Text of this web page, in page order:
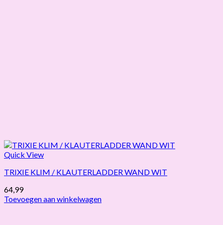
Quick View
TRIXIE KLIM / KLAUTERLADDER WAND WIT
64,99
Toevoegen aan winkelwagen